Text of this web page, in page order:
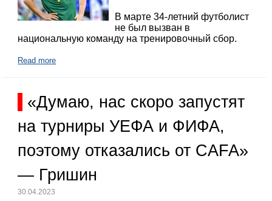
В марте 34-летний футболист
не был вызван в
национальную команду на тренировочный сбор.
Read more
«Думаю, нас скоро запустят
на турниры УЕФА и ФИФА,
поэтому отказались от CAFA»
— Гришин
30.04.2023